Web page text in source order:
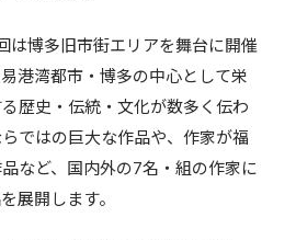
は博多旧市街エリアを舞台に開催
港湾都市・博多の中心として栄
歴史・伝統・文化が数多く伝わ
ではの巨大な作品や、作家が福
など、国内外の7名・組の作家に
展開します。